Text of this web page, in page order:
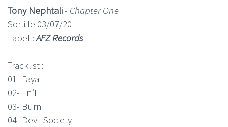
Tony Nephtali- Chapter One
Sorti le 03/07/20
Label :AFZ Records
Tracklist :
01- Faya
02- I n’I
03- Burn
04- Devil Society